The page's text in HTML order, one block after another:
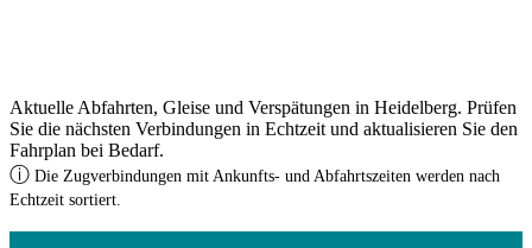
Aktuelle Abfahrten, Gleise und Verspätungen in Heidelberg. Prüfen
Sie die nächsten Verbindungen in Echtzeit und aktualisieren Sie den
Fahrplan bei Bedarf.
ⓘ Die Zugverbindungen mit Ankunfts- und Abfahrtszeiten werden nach
Echtzeit sortiert.